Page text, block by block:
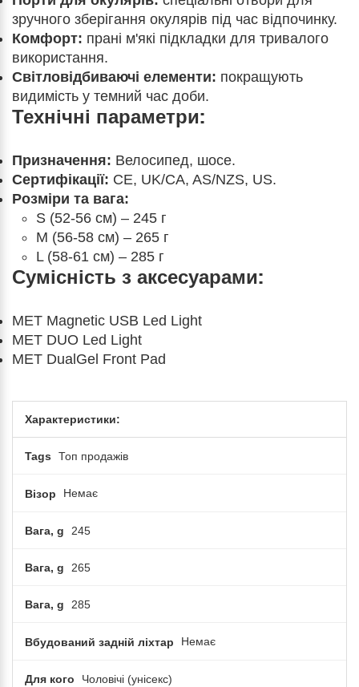
зручного зберігання окулярів під час відпочинку.
Комфорт: прані м'які підкладки для тривалого
використання.
Світловідбиваючі елементи: покращують
видимість у темний час доби.
Технічні параметри:
Призначення: Велосипед, шосе.
Сертифікації: CE, UK/CA, AS/NZS, US.
Розміри та вага:
S (52-56 см) – 245 г
M (56-58 см) – 265 г
L (58-61 см) – 285 г
Сумісність з аксесуарами:
MET Magnetic USB Led Light
MET DUO Led Light
MET DualGel Front Pad
Характеристики:
Tags Топ продажів
Візор Немає
Вага, g 245
Вага, g 265
Вага, g 285
Вбудований задній ліхтар Немає
Для кого Чоловічі (унісекс)